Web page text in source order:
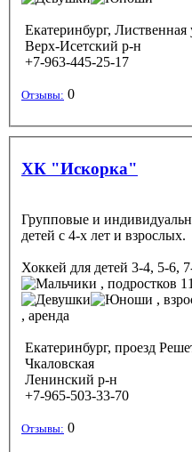
Екатеринбург, Лиственная
Верх-Исетский р-н
+7-963-445-25-17
Отзывы: 0
ХК "Искорка"
Групповые и
детей с 4-х лет и взрослых.
Хоккей для детей 3-4, 5-6,
, подростков
,
, аренда
Екатеринбург, проезд
Чкаловская
Ленинский р-н
+7-965-503-33-70
Отзывы: 0